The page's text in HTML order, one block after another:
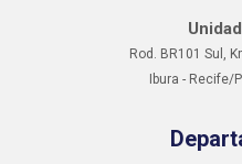
Rod. BR101 Sul,
Ibura - Recife/